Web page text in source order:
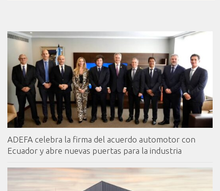
ADEFA celebra la firma del acuerdo automotor con
Ecuador y abre nuevas puertas para la industria